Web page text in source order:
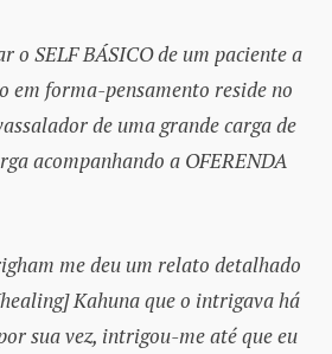
o SELF BÁSICO de um paciente a
em forma-pensamento reside no
de uma grande carga de
acompanhando a OFERENDA
me deu um relato detalhado
Kahuna que o intrigava há
sua vez, intrigou-me até que eu